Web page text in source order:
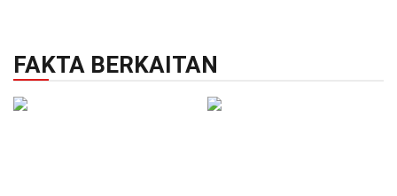
FAKTA BERKAITAN